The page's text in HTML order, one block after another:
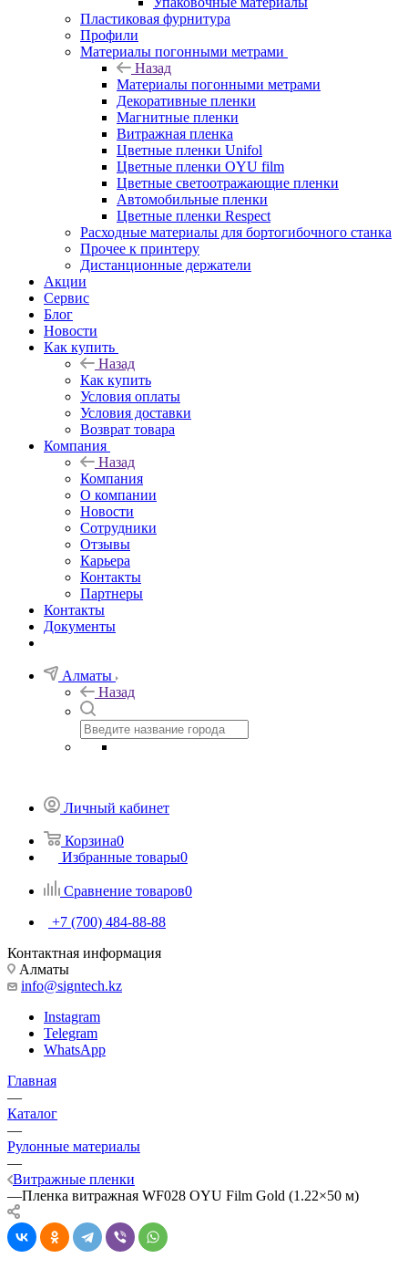
Пластиковая фурнитура
Профили
Материалы погонными метрами
Назад
Материалы погонными метрами
Декоративные пленки
Магнитные пленки
Витражная пленка
Цветные пленки Unifol
Цветные пленки OYU film
Цветные светоотражающие пленки
Автомобильные пленки
Цветные пленки Respect
Расходные материалы для бортогибочного станка
Прочее к принтеру
Дистанционные держатели
Акции
Сервис
Блог
Новости
Как купить
Назад
Как купить
Условия оплаты
Условия доставки
Возврат товара
Компания
Назад
Компания
О компании
Новости
Сотрудники
Отзывы
Карьера
Контакты
Партнеры
Контакты
Документы
Алматы
Назад
Личный кабинет
Корзина0
Избранные товары0
Сравнение товаров0
+7 (700) 484-88-88
Контактная информация
Алматы
info@signtech.kz
Instagram
Telegram
WhatsApp
Главная
—
Каталог
—
Рулонные материалы
—
Витражные пленки
—Пленка витражная WF028 OYU Film Gold (1.22×50 м)